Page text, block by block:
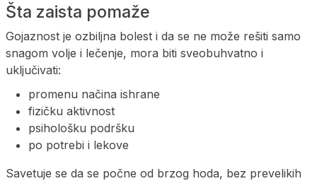
Šta zaista pomaže
Gojaznost je ozbiljna bolest i da se ne može rešiti samo
snagom volje i lečenje, mora biti sveobuhvatno i
uključivati:
promenu načina ishrane
fizičku aktivnost
psihološku podršku
po potrebi i lekove
Savetuje se da se počne od brzog hoda, bez prevelikih